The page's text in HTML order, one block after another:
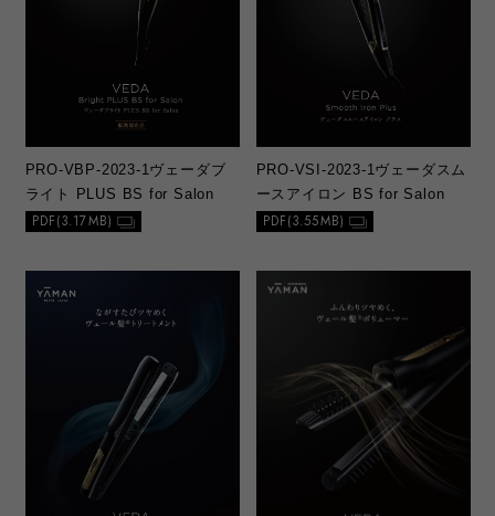
PRO-VBP-2023-1ヴェーダブ
ライト PLUS BS for Salon
PDF(3.17MB)
PRO-VSI-2023-1ヴェーダスム
ースアイロン BS for Salon
PDF(3.55MB)